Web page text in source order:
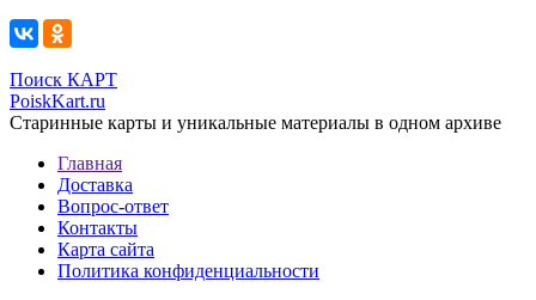
Поиск КАРТ
PoiskKart.ru
Старинные карты и уникальные материалы в одном архиве
Главная
Доставка
Вопрос-ответ
Контакты
Карта сайта
Политика конфиденциальности